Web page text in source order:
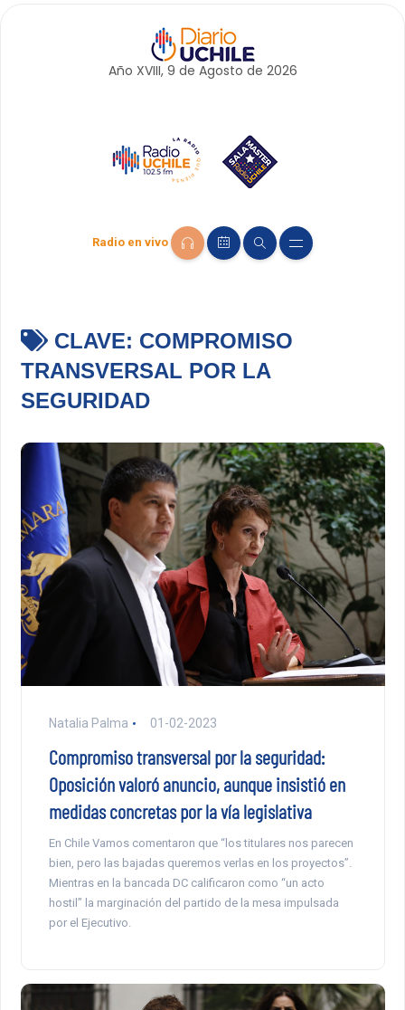
Año XVIII, 9 de Agosto de 2026
Radio en vivo
CLAVE: COMPROMISO
TRANSVERSAL POR LA
SEGURIDAD
Natalia Palma 01-02-2023
Compromiso transversal por la seguridad:
Oposición valoró anuncio, aunque insistió en
medidas concretas por la vía legislativa
En Chile Vamos comentaron que “los titulares nos parecen
bien, pero las bajadas queremos verlas en los proyectos”.
Mientras en la bancada DC calificaron como “un acto
hostil” la marginación del partido de la mesa impulsada
por el Ejecutivo.